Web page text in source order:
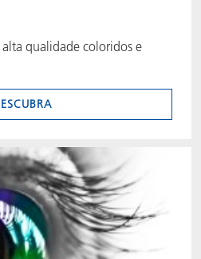
qualidade coloridos e